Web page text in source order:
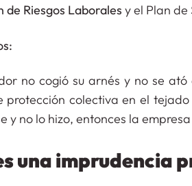
de Riesgos Laborales y el Plan
no cogió su arnés y no se
protección colectiva en el
y no lo hizo, entonces la
una imprudencia